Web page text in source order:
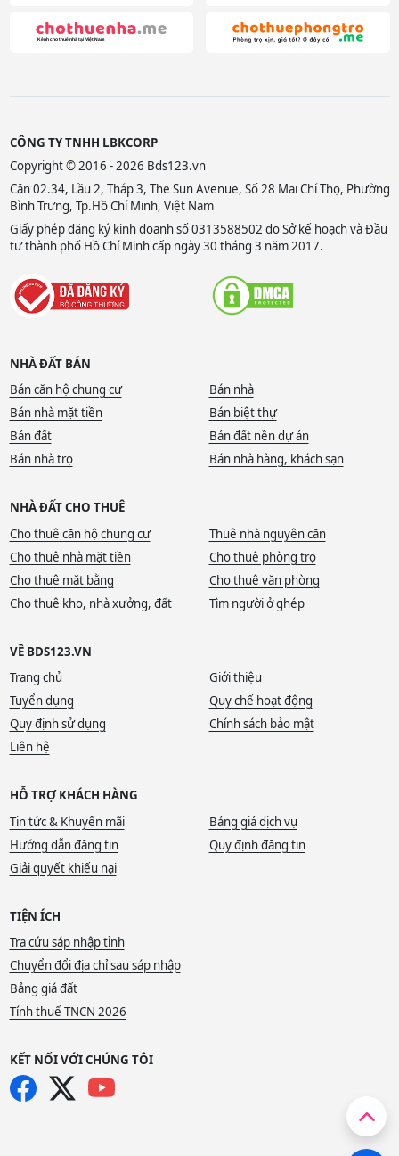
CÔNG TY TNHH LBKCORP
Copyright © 2016 - 2026 Bds123.vn
Căn 02.34, Lầu 2, Tháp 3, The Sun Avenue, Số 28 Mai Chí Thọ, Phường
Bình Trưng, Tp.Hồ Chí Minh, Việt Nam
Giấy phép đăng ký kinh doanh số 0313588502 do Sở kế hoạch và Đầu
tư thành phố Hồ Chí Minh cấp ngày 30 tháng 3 năm 2017.
NHÀ ĐẤT BÁN
Bán căn hộ chung cư
Bán nhà
Bán nhà mặt tiền
Bán biệt thự
Bán đất
Bán đất nền dự án
Bán nhà trọ
Bán nhà hàng, khách sạn
NHÀ ĐẤT CHO THUÊ
Cho thuê căn hộ chung cư
Thuê nhà nguyên căn
Cho thuê nhà mặt tiền
Cho thuê phòng trọ
Cho thuê mặt bằng
Cho thuê văn phòng
Cho thuê kho, nhà xưởng, đất
Tìm người ở ghép
VỀ BDS123.VN
Trang chủ
Giới thiệu
Tuyển dụng
Quy chế hoạt động
Quy định sử dụng
Chính sách bảo mật
Liên hệ
HỖ TRỢ KHÁCH HÀNG
Tin tức & Khuyến mãi
Bảng giá dịch vụ
Hướng dẫn đăng tin
Quy định đăng tin
Giải quyết khiếu nại
TIỆN ÍCH
Tra cứu sáp nhập tỉnh
Chuyển đổi địa chỉ sau sáp nhập
Bảng giá đất
Tính thuế TNCN 2026
KẾT NỐI VỚI CHÚNG TÔI